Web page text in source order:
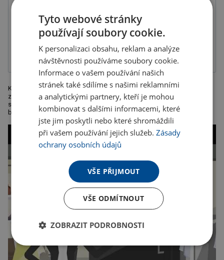
Gravír
Konferenční sloha A4 s kroužkovou vazbou z kvalitní lepené kůže se
zavíráním na zip. Obsahuje držák na vizitky, poutka na pera, držák na
smartphone, stojan na tablet nebo notebook, 30ti stranový linkovaný
blok. Rozměr: 28 x 36,8 x 6 cm. Doporučená
Tyto webové stránky
používají soubory cookie.
K personalizaci obsahu, reklam a analýze
návštěvnosti používáme soubory cookie.
Informace o vašem používání našich
stránek také sdílíme s našimi reklamními
a analytickými partnery, kteří je mohou
kombinovat s dalšími informacemi, které
jste jim poskytli nebo které shromáždili
při vašem používání jejich služeb.Zásady
ochrany osobních údajů
VŠE PŘIJMOUT
VŠE ODMÍTNOUT
ZOBRAZIT PODROBNOSTI